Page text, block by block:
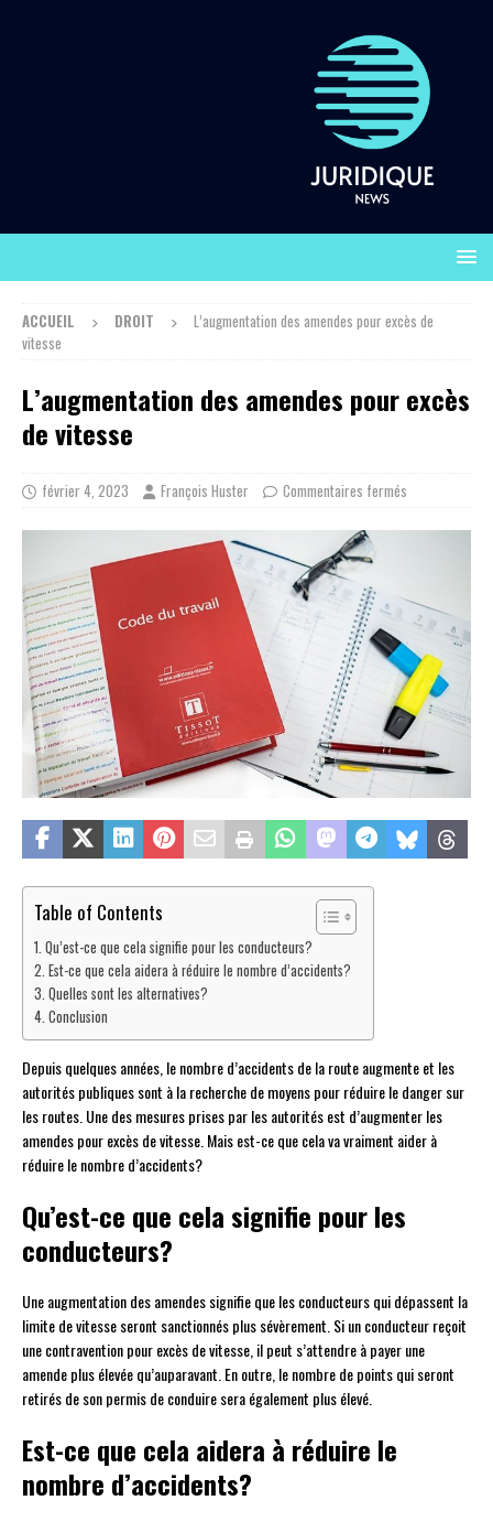
ACCUEIL DROIT
L’augmentation des amendes pour excès de
vitesse
L’augmentation des amendes pour excès
de vitesse
février 4, 2023 François Huster Commentaires fermés
Table of Contents
Qu’est-ce que cela signifie pour les conducteurs?
Est-ce que cela aidera à réduire le nombre d’accidents?
Quelles sont les alternatives?
Conclusion
Depuis quelques années, le nombre d’accidents de la route augmente et les
autorités publiques sont à la recherche de moyens pour réduire le danger sur
les routes. Une des mesures prises par les autorités est d’augmenter les
amendes pour excès de vitesse. Mais est-ce que cela va vraiment aider à
réduire le nombre d’accidents?
Qu’est-ce que cela signifie pour les
conducteurs?
Une augmentation des amendes signifie que les conducteurs qui dépassent la
limite de vitesse seront sanctionnés plus sévèrement. Si un conducteur reçoit
une contravention pour excès de vitesse, il peut s’attendre à payer une
amende plus élevée qu’auparavant. En outre, le nombre de points qui seront
retirés de son permis de conduire sera également plus élevé.
Est-ce que cela aidera à réduire le
nombre d’accidents?